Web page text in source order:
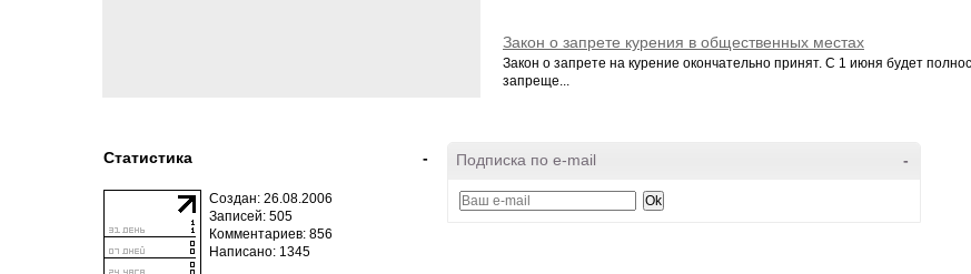
Закон о запрете курения в общественных местах
Закон о запрете на курение окончательно принят. С 1 июня будет
запреще...
-
Статистика
Создан: 26.08.2006
Записей: 505
Комментариев: 856
Написано: 1345
-
Подписка по e-mail